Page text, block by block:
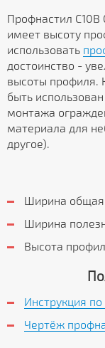
Профнастил С10В
имеет высоту
использовать
достоинство -
высоты профиля.
быть
монтажа
материала для
другое).
Ширина
Ширина
Высота
Инструкция
Чертёж